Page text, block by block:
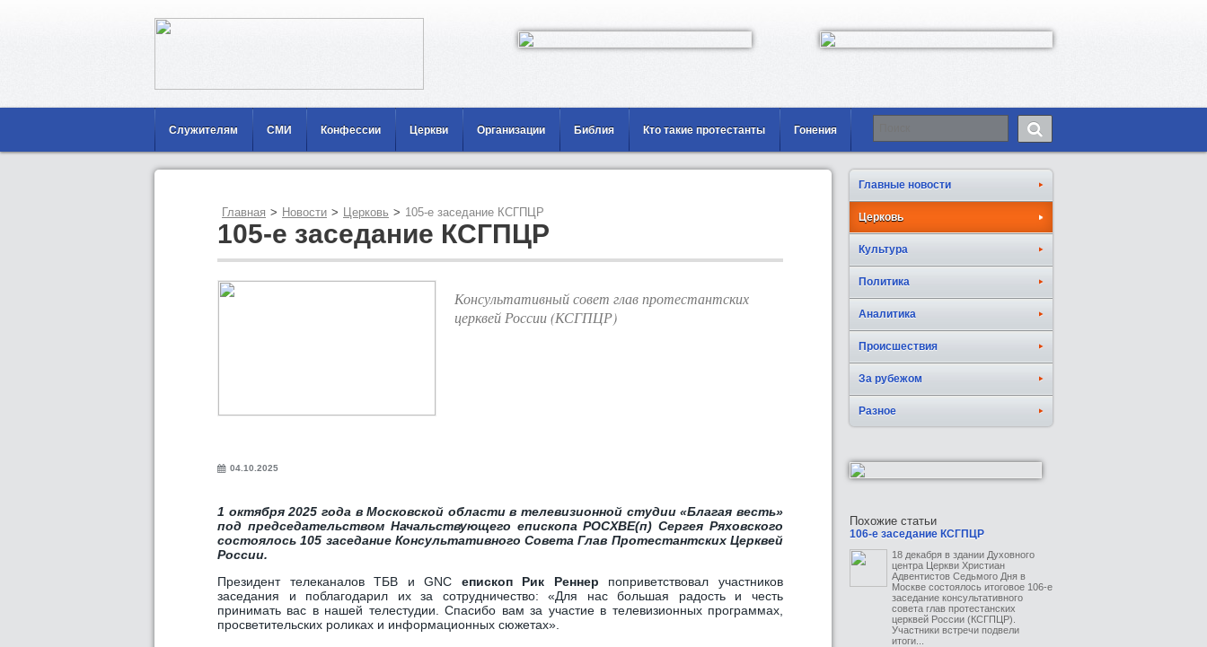
Служителям СМИ Конфессии Церкви Организации Библия Кто такие протестанты Гонения
Главная > Новости > Церковь > 105-е заседание КСГПЦР
105-е заседание КСГПЦР
Консультативный совет глав протестантских
церквей России (КСГПЦР)
04.10.2025
1 октября 2025 года в Московской области в телевизионной студии «Благая весть»
под председательством Начальствующего епископа РОСХВЕ(п) Сергея Ряховского
состоялось 105 заседание Консультативного Совета Глав Протестантских Церквей
России.
Президент телеканалов ТБВ и GNC епископ Рик Реннер поприветствовал участников
заседания и поблагодарил их за сотрудничество: «Для нас большая радость и честь
принимать вас в нашей телестудии. Спасибо вам за участие в телевизионных программах,
просветительских роликах и информационных сюжетах».
Главные новости
Церковь
Культура
Политика
Аналитика
Происшествия
За рубежом
Разное
Похожие статьи
106-е заседание КСГПЦР
18 декабря в здании Духовного
центра Церкви Христиан
Адвентистов Седьмого Дня в
Москве состоялось итоговое 106-е
заседание консультативного
совета глав протестанских
церквей России (КСГПЦР).
Участники встречи подвели
итоги...